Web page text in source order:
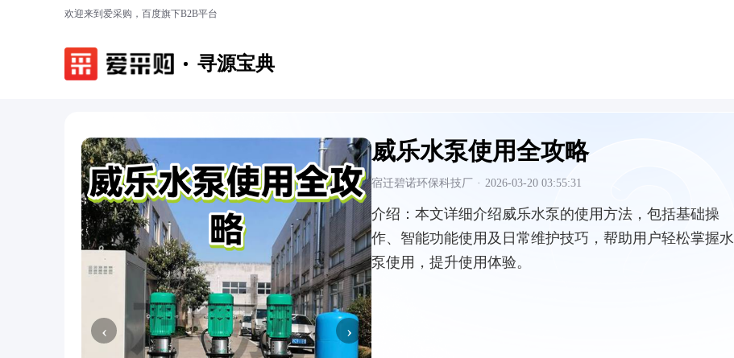
欢迎来到爱采购，百度旗下B2B平台
寻源宝典
‹ ›
威乐水泵使用全攻略
宿迁碧诺环保科技厂 · 2026-03-20 03:55:31
介绍： 本文详细介绍威乐水泵的使用方法，包括基础操
作、智能功能使用及日常维护技巧，帮助用户轻松掌握水
泵使用，提升使用体验。